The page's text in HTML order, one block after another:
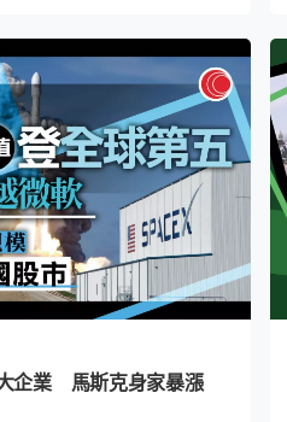
布，美伊將在中部比爾根山
、伊朗、斡旋的卡塔爾及
說，美國是應伊朗及斡旋
外長阿拉格齊指雙方簽署
段談判。 《 華爾街日報》
忘錄後，華府將准許伊朗
部分石油制裁措施，涵蓋
伊朗必須遵守協議。 有美
開霍爾木茲海峽及核問題等
否持續批出豁免。消息又
基金並非用於重建或戰事賠
人投資，涉及能源、物
企業 馬斯克身家暴漲